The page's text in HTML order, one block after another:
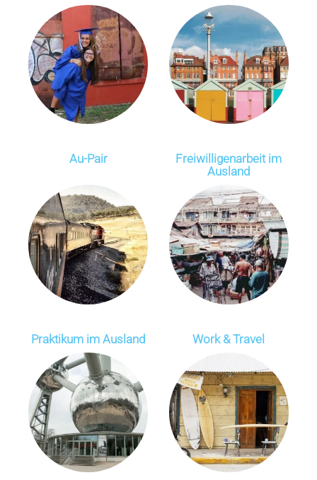
Au-Pair
Freiwilligen­arbeit im
Ausland
Praktikum im Ausland Work & Travel